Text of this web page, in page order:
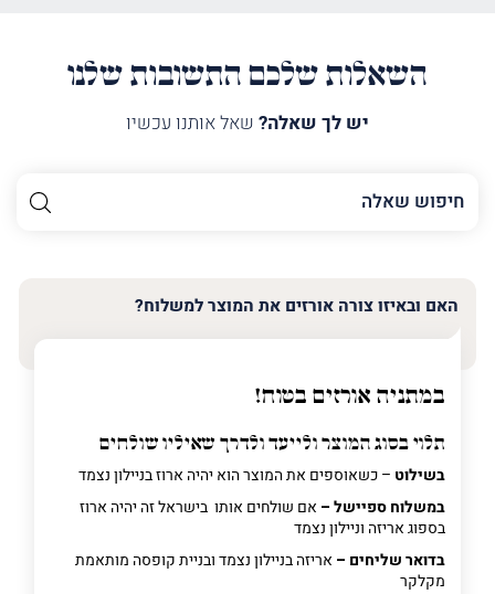
השאלות שלכם התשובות שלנו
יש לך שאלה? שאל אותנו עכשיו
השם
שלך
פרט
על
מה
מדובר
האם ובאיזו צורה אורזים את המוצר למשלוח?
במתניה אורזים בטוח!
תלוי בסוג המוצר ולייעד ולדרך שאיליו שולחים
בשילוט – כשאוספים את המוצר הוא יהיה ארוז בניילון נצמד
במשלוח ספיישל – אם שולחים אותו בישראל זה יהיה ארוז
בספוג אריזה וניילון נצמד
בדואר שליחים – אריזה בניילון נצמד ובניית קופסה מותאמת
מקלקר